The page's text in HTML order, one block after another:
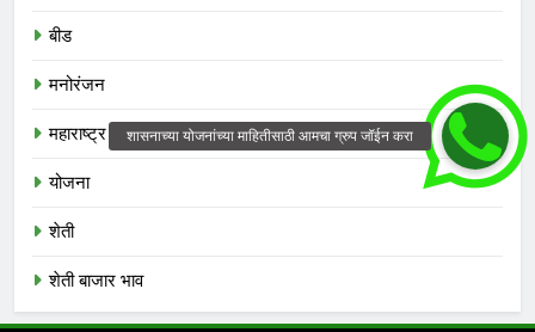
बीड
मनोरंजन
महाराष्ट्र
योजना
शेती
शेती बाजार भाव